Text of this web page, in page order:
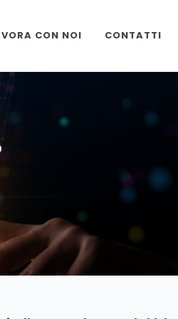
CON NOI CONTATTI